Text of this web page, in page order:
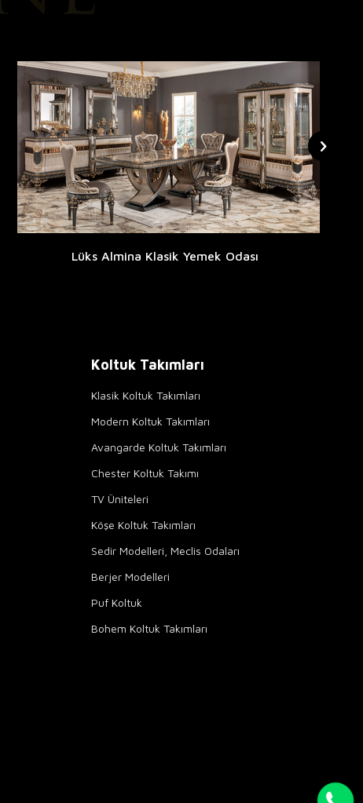
Lüks Almina Klasik Yemek Odası
Koltuk Takımları
Klasik Koltuk Takımları
Modern Koltuk Takımları
Avangarde Koltuk Takımları
Chester Koltuk Takımı
TV Üniteleri
Köşe Koltuk Takımları
Sedir Modelleri, Meclis Odaları
Berjer Modelleri
Puf Koltuk
Bohem Koltuk Takımları